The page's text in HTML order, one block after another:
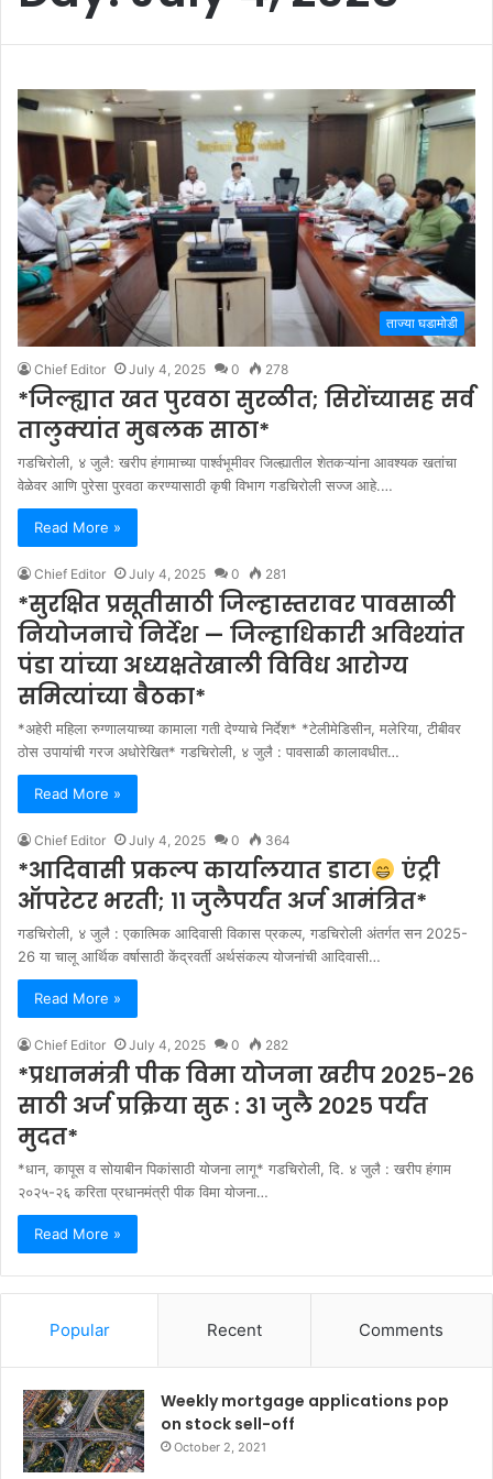
ताज्या घडामोडी
Chief Editor July 4, 2025 0 278
*जिल्ह्यात खत पुरवठा सुरळीत; सिरोंच्यासह सर्व
तालुक्यांत मुबलक साठा*
गडचिरोली, ४ जुलै: खरीप हंगामाच्या पार्श्वभूमीवर जिल्ह्यातील शेतकऱ्यांना आवश्यक खतांचा
वेळेवर आणि पुरेसा पुरवठा करण्यासाठी कृषी विभाग गडचिरोली सज्ज आहे.…
Read More »
Chief Editor July 4, 2025 0 281
*सुरक्षित प्रसूतीसाठी जिल्हास्तरावर पावसाळी
नियोजनाचे निर्देश — जिल्हाधिकारी अविश्यांत
पंडा यांच्या अध्यक्षतेखाली विविध आरोग्य
समित्यांच्या बैठका*
*अहेरी महिला रुग्णालयाच्या कामाला गती देण्याचे निर्देश* *टेलीमेडिसीन, मलेरिया, टीबीवर
ठोस उपायांची गरज अधोरेखित* गडचिरोली, ४ जुलै : पावसाळी कालावधीत…
Read More »
Chief Editor July 4, 2025 0 364
*आदिवासी प्रकल्प कार्यालयात डाटा
एंट्री
ऑपरेटर भरती; ११ जुलैपर्यंत अर्ज आमंत्रित*
गडचिरोली, ४ जुलै : एकात्मिक आदिवासी विकास प्रकल्प, गडचिरोली अंतर्गत सन 2025-
26 या चालू आर्थिक वर्षासाठी केंद्रवर्ती अर्थसंकल्प योजनांची आदिवासी…
Read More »
Chief Editor July 4, 2025 0 282
*प्रधानमंत्री पीक विमा योजना खरीप २०२५-२६
साठी अर्ज प्रक्रिया सुरू : ३१ जुलै २०२५ पर्यंत
मुदत*
*धान, कापूस व सोयाबीन पिकांसाठी योजना लागू* गडचिरोली, दि. ४ जुलै : खरीप हंगाम
२०२५-२६ करिता प्रधानमंत्री पीक विमा योजना…
Read More »
Popular Recent Comments
Weekly mortgage applications pop
on stock sell-off
October 2, 2021